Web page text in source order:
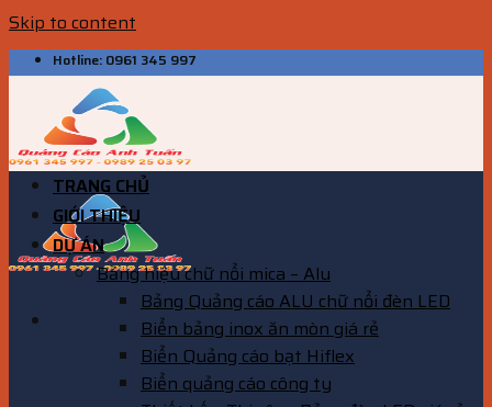
Skip to content
Hotline: 0961 345 997
TRANG CHỦ
GIỚI THIỆU
DỰ ÁN
Bảng hiệu chữ nổi mica – Alu
Bảng Quảng cáo ALU chữ nổi đèn LED
Biển bảng inox ăn mòn giá rẻ
Biển Quảng cáo bạt Hiflex
Biển quảng cáo công ty